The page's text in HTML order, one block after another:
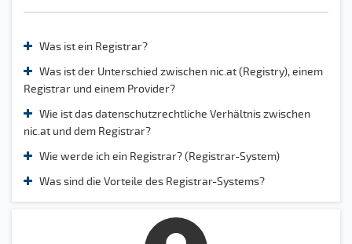
Was ist ein Registrar?
Was ist der Unterschied zwischen nic.at (Registry), einem
Registrar und einem Provider?
Wie ist das datenschutzrechtliche Verhältnis zwischen
nic.at und dem Registrar?
Wie werde ich ein Registrar? (Registrar-System)
Was sind die Vorteile des Registrar-Systems?